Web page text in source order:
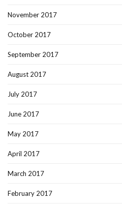
November 2017
October 2017
September 2017
August 2017
July 2017
June 2017
May 2017
April 2017
March 2017
February 2017